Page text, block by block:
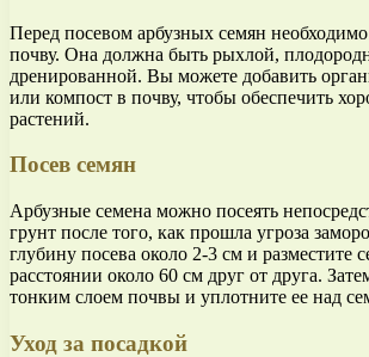
Перед посевом арбузных семян
почву. Она должна быть рыхлой,
дренированной. Вы можете добавить
или компост в почву, чтобы обеспечить
растений.
Посев семян
Арбузные семена можно посеять
грунт после того, как прошла угроза
глубину посева около 2-3 см и разместите
расстоянии около 60 см друг от друга.
тонким слоем почвы и уплотните ее над
Уход за посадкой